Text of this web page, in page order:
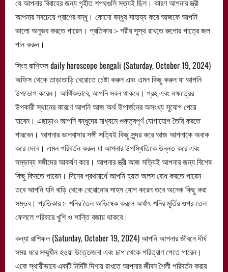
আপনার সবচেয়ে প্রাণের বন্ধু। কোনো বন্ধুর সাহায্য করে আজকে আপনি
ভালো অনুভব করতে পারেন। প্রতিকার :- শরীর সুস্থ রাখতে রুপোর পাত্রে জল
পান করুন।
সিংহ রাশিফল daily horoscope bengali (Saturday, October 19, 2024)
অফিস থেকে তাড়াতাড়ি বেরোতে চেষ্টা করুন এবং এমন কিছু করুন যা আপনি
উপভোগ করেন। আর্থিকভাবে, আপনি সবল থাকবে। গ্রহ এবং নক্ষত্রের
উপকারী স্থানের কারণে আপনি আজ অর্থ উপার্জনের অসংখ্য সুযোগ পেয়ে
যাবেন। এছাড়াও আপনি বন্ধুদের মাধ্যমে গুরুত্বপূর্ণ যোগাযোগ তৈরি করতে
পারবেন। আপনার ভালবাসার সঙ্গী সত্যিই কিছু সুন্দর করে আজ আপনাকে অবাক
করে দেবে। এমন পরিবর্তন করুন যা আপনার উপস্থিতিকে উন্নত করে এবং
সম্ভাব্য সঙ্গীদের আকর্ষণ করে। আপনার স্ত্রী আজ সত্যিই আপনার জন্য বিশেষ
কিছু কিনতে পারেন। দিনের প্রথমার্ধে আপনি হয়ত অলস বোধ করতে পারেন
তবে আপনি যদি বাড়ি থেকে বেরোনোর ​​সাহস যোগ করেন তবে অনেক কিছু করা
সম্ভব। প্রতিকার :- শনির তৈল অভিষেক করলে অর্থাৎ শনির মূর্তির ওপর তেল
ফেললে পরিবারে খুশি ও শান্তি বজায় থাকবে।
কন্যা রাশিফল (Saturday, October 19, 2024) আপনি আপনার জীবনে দীর্ঘ
সময় ধরে সম্মুখীন হওয়া উত্তেজনা এবং চাপ থেকে পরিত্রাণ পেতে পারেন।
একে স্থায়ীভাবে একটি নির্দিষ্ট দিশায় রাখতে আপনার জীবন শৈলী পরিবর্তন করার